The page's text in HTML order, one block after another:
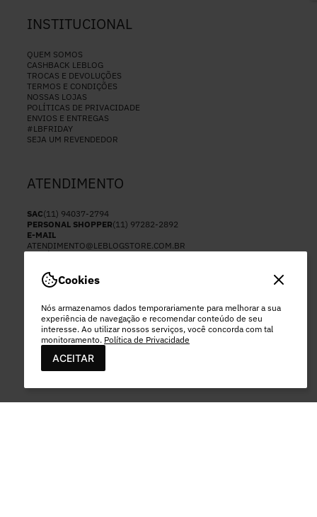
Cookies
Nós armazenamos dados temporariamente para melhorar a sua
experiência de navegação e recomendar conteúdo de seu
interesse. Ao utilizar nossos serviços, você concorda com tal
monitoramento. Política de Privacidade
ACEITAR
INSTITUCIONAL
QUEM SOMOS
CASHBACK LEBLOG
TROCAS E DEVOLUÇÕES
TERMOS E CONDIÇÕES
NOSSAS LOJAS
POLÍTICAS DE PRIVACIDADE
ENVIOS E ENTREGAS
#LBFRIDAY
SEJA UM REVENDEDOR
ATENDIMENTO
SAC(11) 94037-2794
PERSONAL SHOPPER(11) 97282-2892
E-MAIL
ATENDIMENTO@LEBLOGSTORE.COM.BR
DAS 8HS ÀS 17HS
EXCETO FERIADOS